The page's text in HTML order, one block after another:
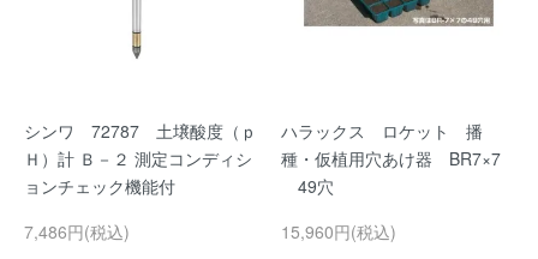
シンワ 72787 土壌酸度（ｐ
Ｈ）計 Ｂ－２ 測定コンディシ
ョンチェック機能付
7,486円(税込)
ハラックス ロケット 播
種・仮植用穴あけ器 BR7×7
49穴
15,960円(税込)